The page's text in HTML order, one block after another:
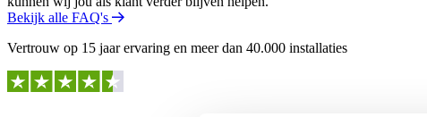
Bekijk alle FAQ's
Vertrouw op 15 jaar ervaring en meer dan 40.000 installaties